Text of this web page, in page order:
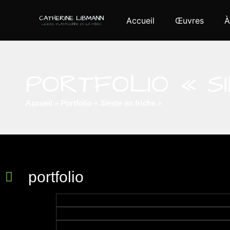
Accueil Œuvres
portfolio